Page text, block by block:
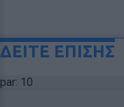
ΔΕΙΤΕ ΕΠΙΣΗΣ
par: 10